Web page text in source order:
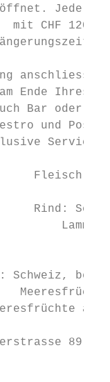
Jede
mit CHF
Ende Ihres
Bar oder
und
Service
Fleisch-
Rind:
Lamm:
Schweiz, bei
aus
89,